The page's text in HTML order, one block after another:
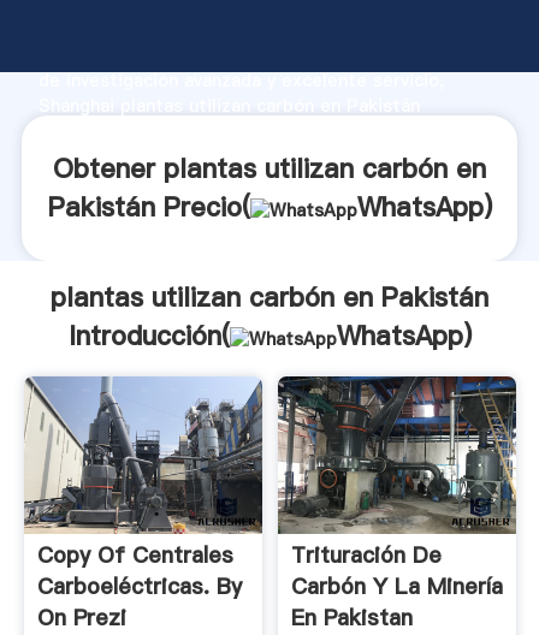
de investigación avanzada y excelente servicio,
clientes.
Obtener plantas utilizan carbón en
Pakistán Precio(
WhatsApp)
plantas utilizan carbón en Pakistán
Introducción(
WhatsApp)
Copy Of Centrales
Carboeléctricas. By
On Prezi
Trituración De
Carbón Y La Minería
En Pakistan